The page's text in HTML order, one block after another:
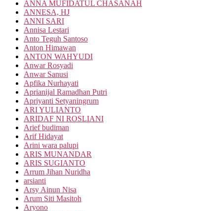
ANNA MUFIDATUL CHASANAH
ANNESA, HJ
ANNI SARI
Annisa Lestari
Anto Teguh Santoso
Anton Himawan
ANTON WAHYUDI
Anwar Rosyadi
Anwar Sanusi
Apfika Nurhayati
Aprianijal Ramadhan Putri
Apriyanti Setyaningrum
ARI YULIANTO
ARIDAF NI ROSLIANI
Arief budiman
Arif Hidayat
Arini wara palupi
ARIS MUNANDAR
ARIS SUGIANTO
Arrum Jihan Nuridha
arsianti
Arsy Ainun Nisa
Arum Siti Masitoh
Aryono